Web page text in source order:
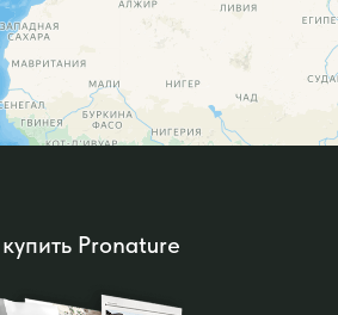
Pronature